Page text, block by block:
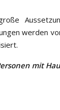
werden
mit